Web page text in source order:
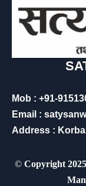
Mob : +91-
Email :
Address :
© Copyright